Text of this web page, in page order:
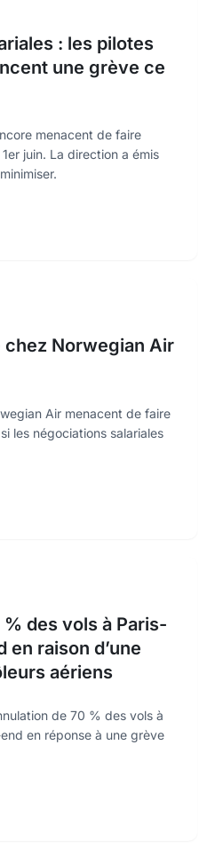
: les pilotes
une grève ce
menacent de faire
juin. La direction a émis
Norwegian Air
Air menacent de faire
les négociations salariales
des vols à Paris-
en raison d’une
aériens
de 70 % des vols à
en réponse à une grève